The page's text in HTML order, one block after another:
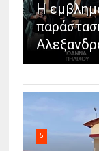
Η
5